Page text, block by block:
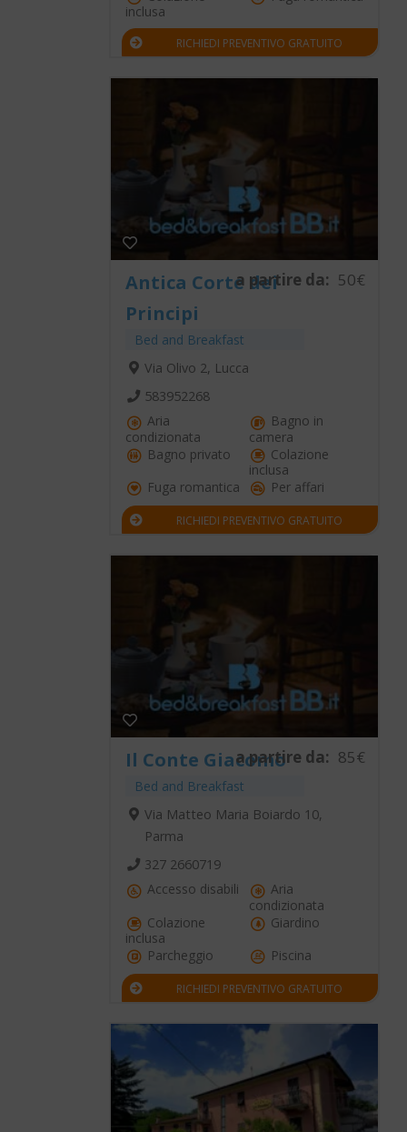
inclusa
RICHIEDI PREVENTIVO GRATUITO
Antica Corte dei
Principi
Bed and Breakfast
a partire da: 50€
Via Olivo 2, Lucca
583952268
Aria
condizionata
Bagno in
camera
Bagno privato
Colazione
inclusa
Fuga romantica
Per affari
RICHIEDI PREVENTIVO GRATUITO
Il Conte Giacomo
Bed and Breakfast
a partire da: 85€
Via Matteo Maria Boiardo 10,
Parma
327 2660719
Accesso disabili
Aria
condizionata
Colazione
inclusa
Giardino
Parcheggio
Piscina
RICHIEDI PREVENTIVO GRATUITO